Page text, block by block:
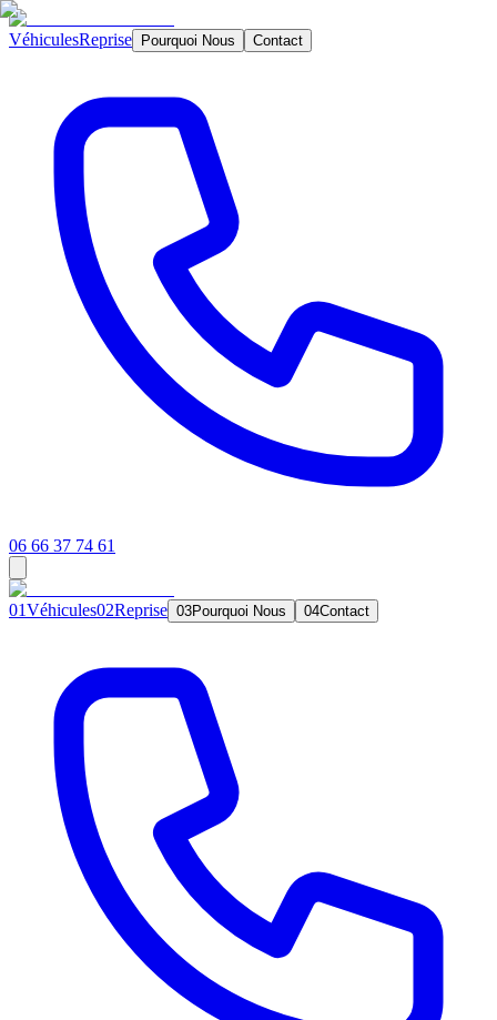
VéhiculesReprise Pourquoi Nous Contact
06 66 37 74 61
01Véhicules02Reprise 03Pourquoi Nous 04Contact